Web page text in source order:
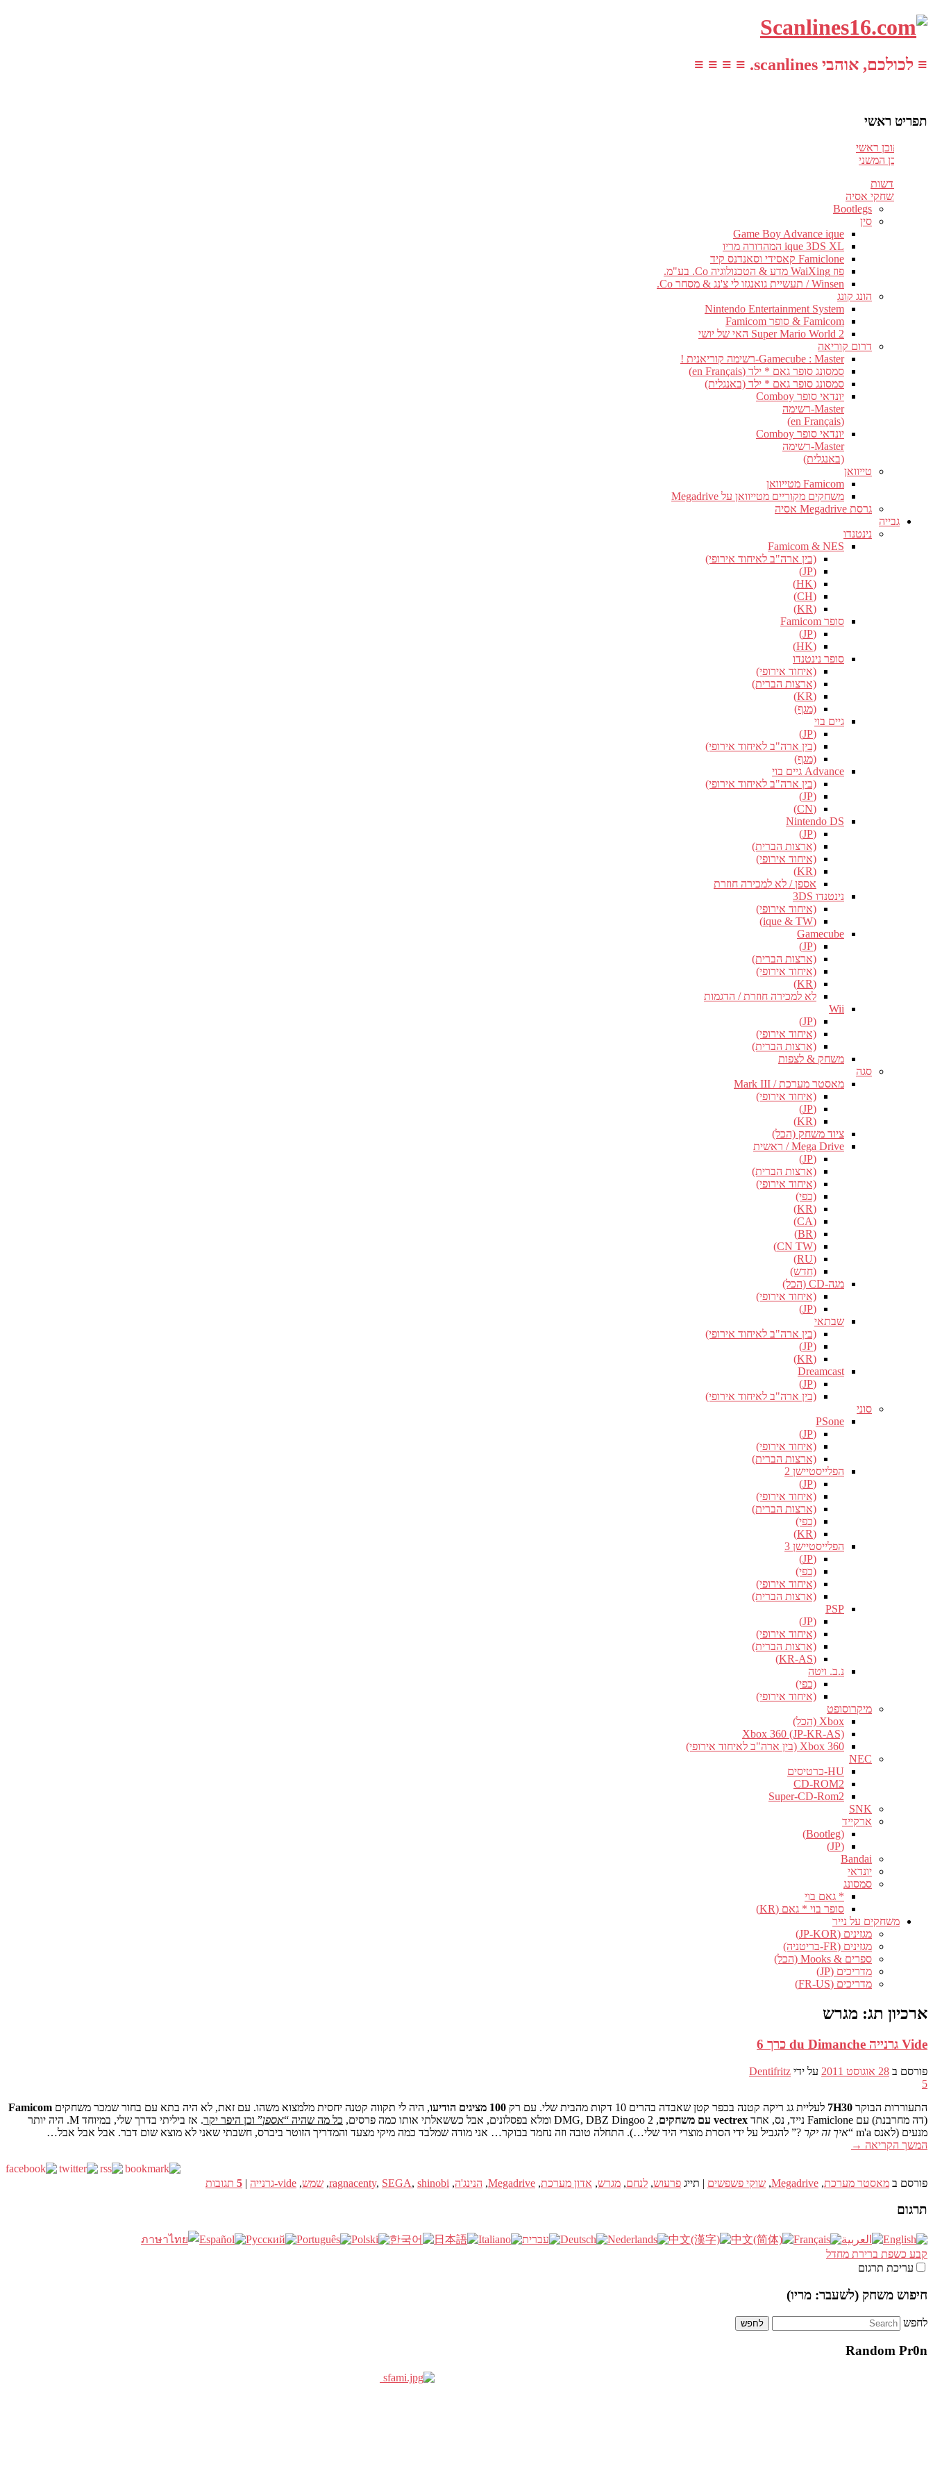
≡ לכולכם, אוהבי scanlines. ≡ ≡ ≡ ≡
תפריט ראשי
עבור לתוכן ראשי
דלג לתוכן המשני
חדשות
משחקי אסיה
Bootlegs
סין
Game Boy Advance ique
ique 3DS XL המהדורה מריו
Famiclone קאסידי וסאנדנס קיד
פוז WaiXing מדע & הטכנולוגיה Co. בע"מ.
Winsen / תעשיית גואנגזו לי צ'נג & מסחר Co.
הונג קונג
Nintendo Entertainment System
Famicom & סופר Famicom
Super Mario World 2 האי של יושי
דרום קוריאה
Gamecube : Master-רשימה קוריאנית !
סמסונג סופר גאם * ילד (en Français)
סמסונג סופר גאם * ילד (באנגלית)
יונדאי סופר Comboy
Master-רשימה
(en Français)
יונדאי סופר Comboy
Master-רשימה
(באנגלית)
טייוואן
Famicom מטייוואן
משחקים מקוריים מטייוואן על Megadrive
גרסת Megadrive אסיה
גבייה
נינטנדו
Famicom & NES
(בין ארה"ב לאיחוד אירופי)
(JP)
(HK)
(CH)
(KR)
סופר Famicom
(JP)
(HK)
סופר נינטנדו
(איחוד אירופי)
(ארצות הברית)
(KR)
(מגף)
גיים בוי
(JP)
(בין ארה"ב לאיחוד אירופי)
(מגף)
Advance גיים בוי
(בין ארה"ב לאיחוד אירופי)
(JP)
(CN)
Nintendo DS
(JP)
(ארצות הברית)
(איחוד אירופי)
(KR)
אספן / לא למכירה חוזרת
נינטנדו 3DS
(איחוד אירופי)
(ique & TW)
Gamecube
(JP)
(ארצות הברית)
(איחוד אירופי)
(KR)
לא למכירה חוזרת / הדגמות
Wii
(JP)
(איחוד אירופי)
(ארצות הברית)
משחק & לצפות
סגה
מאסטר מערכת / Mark III
(איחוד אירופי)
(JP)
(KR)
ציוד משחק (הכל)
Mega Drive / ראשית
(JP)
(ארצות הברית)
(איחוד אירופי)
(כפי)
(KR)
(CA)
(BR)
(CN TW)
(RU)
(חדש)
מגה-CD (הכל)
(איחוד אירופי)
(JP)
שבתאי
(בין ארה"ב לאיחוד אירופי)
(JP)
(KR)
Dreamcast
(JP)
(בין ארה"ב לאיחוד אירופי)
סוני
PSone
(JP)
(איחוד אירופי)
(ארצות הברית)
הפלייסטיישן 2
(JP)
(איחוד אירופי)
(ארצות הברית)
(כפי)
(KR)
הפלייסטיישן 3
(JP)
(כפי)
(איחוד אירופי)
(ארצות הברית)
PSP
(JP)
(איחוד אירופי)
(ארצות הברית)
(KR-AS)
נ.ב. ויטה
(כפי)
(איחוד אירופי)
מיקרוסופט
Xbox (הכל)
Xbox 360 (JP-KR-AS)
Xbox 360 (בין ארה"ב לאיחוד אירופי)
NEC
HU-כרטיסים
CD-ROM2
Super-CD-Rom2
SNK
ארקייד
(Bootleg)
(JP)
Bandai
יונדאי
סמסונג
* גאם בוי
סופר בוי * גאם (KR)
משחקים על נייר
מגזינים (JP-KOR)
מגזינים (FR-בריטניה)
ספרים & Mooks (הכל)
מדריכים (JP)
מדריכים (FR-US)
ארכיון תג: מגרש
Vide גרנייה du Dimanche כרך 6
פורסם ב 28 אוגוסט 2011 על ידי Dentifritz
5
התעוררות הבוקר 7H30 לעליית גג ריקה קטנה בכפר קטן שאבדה בהרים 10 דקות מהבית שלי. עם רק 100 מציגים הודיעו , היה לי תקווה קטנה יחסית מלמצוא משהו. עם זאת, לא היה בתא עם בחור שמכר משחקים Famicom
(דה מחרבנת) עם Famiclone נייד, נס, אחד
vectrex עם משחקים , 2 DMG, DBZ Dingoo ומלא בפסלונים, אבל כששאלתי אותו כמה פרסים, כל מה שהיה “אספן” וכן היפר יקר
. אז ביליתי בדרך שלי, במיוחד M. היה יותר
מנעים (לאנס m'a “
איך זה יקר ?” להגביל על ידי הסרת מוצרי היד שלי…). התחלה טובה וזה נחמד בבוקר… אני מודה שמלבד כמה מיקי מצעד והמדריך הזוטר ביברס, חשבתי שאני לא מוצא שום דבר. אבל אבל אבל…
המשך הקריאה →
פורסם ב מאסטר מערכת,
Megadrive
, שוקי פשפשים | תייג פרעוש, לנחם, מגרש, אדון מערכת,
Megadrive
, הנינג'ה,
ragnacenty, SEGA, shinobi
, שמש, vide-גרנייה |
5 תגובות
תרגום
קבע כשפת ברירת מחדל
עריכת תרגום
חיפוש משחק (לשעבר: מריו)
לחפש
Random Pr0n